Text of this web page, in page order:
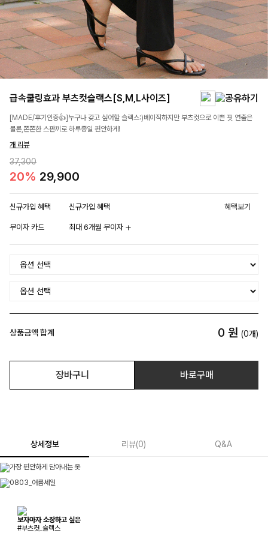
급속쿨링효과 부츠컷슬랙스[S,M,L사이즈]
[MADE/후기인증👍]누구나 갖고 싶어할 슬랙스:)베이직하지만 부츠컷으로 이쁜 핏 연출은
물론,쫀쫀한 스판끼로 하루종일 편안하게!
개 리뷰
37,300
20% 29,900
신규가입 혜택 신규가입 혜택 혜택보기
무이자 카드 최대 6개월 무이자
상품금액 합계 0 원 (0개)
장바구니 바로구매
상세정보 리뷰(0) Q&A
보자마자 소장하고 싶은
#부츠컷_슬랙스